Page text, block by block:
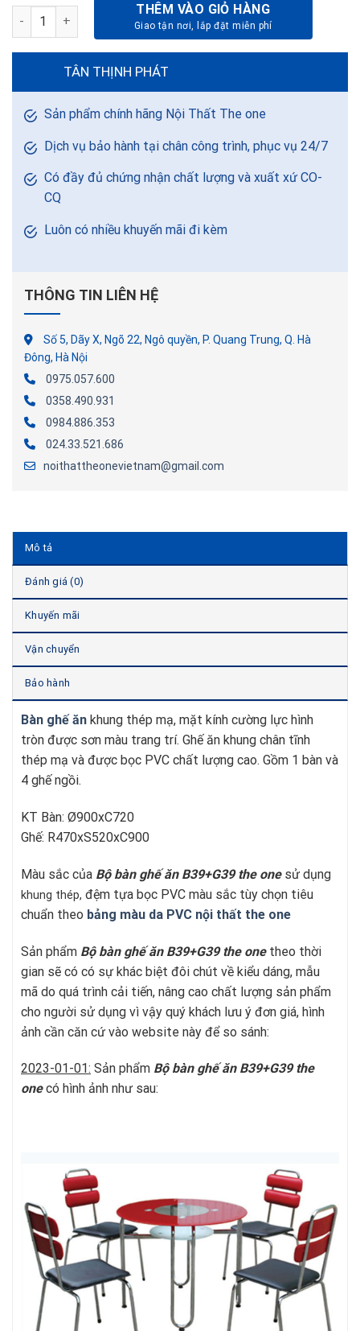
BỘ BÀN GHẾ ĂN B39 + G39 số lượngTHÊM VÀO GIỎ HÀNG
TÂN THỊNH PHÁT
Sản phẩm chính hãng Nội Thất The one
Dịch vụ bảo hành tại chân công trình, phục vụ 24/7
Có đầy đủ chứng nhận chất lượng và xuất xứ CO-
CQ
Luôn có nhiều khuyến mãi đi kèm
THÔNG TIN LIÊN HỆ
Số 5, Dãy X, Ngõ 22, Ngô quyền, P. Quang Trung, Q. Hà
Đông, Hà Nội
0975.057.600
0358.490.931
0984.886.353
024.33.521.686
noithattheonevietnam@gmail.com
Mô tả
Đánh giá (0)
Khuyến mãi
Vận chuyển
Bảo hành
Bàn ghế ăn khung thép mạ, mặt kính cường lực hình
tròn được sơn màu trang trí. Ghế ăn khung chân tĩnh
thép mạ và được bọc PVC chất lượng cao. Gồm 1 bàn và
4 ghế ngồi.
KT Bàn: Ø900xC720
Ghế: R470xS520xC900
Màu sắc của Bộ bàn ghế ăn B39+G39the one sử dụng
khung thép, đệm tựa bọc PVC màu sắc tùy chọn tiêu
chuẩn theo bảng màu da PVC nội thất the one
Sản phẩm Bộ bàn ghế ăn B39+G39 the one theo thời
gian sẽ có có sự khác biệt đôi chút về kiểu dáng, mẫu
mã do quá trình cải tiến, nâng cao chất lượng sản phẩm
cho người sử dụng vì vậy quý khách lưu ý đơn giá, hình
ảnh cần căn cứ vào website này để so sánh:
2023-01-01: Sản phẩm Bộ bàn ghế ăn B39+G39 the
onecó hình ảnh như sau: